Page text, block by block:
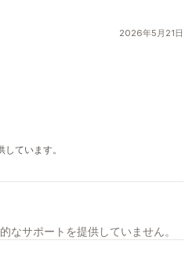
2026年5月21日
ています。
なサポートを提供していません。